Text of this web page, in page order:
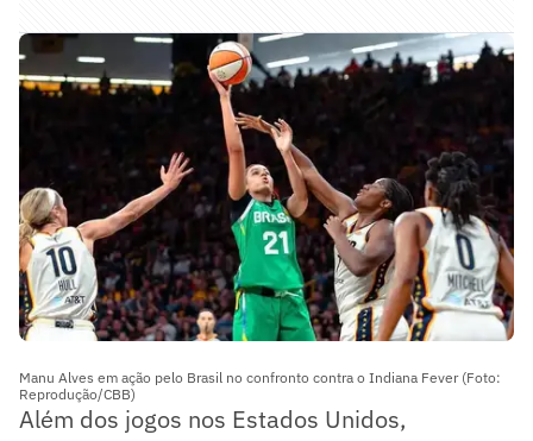
Manu Alves em ação pelo Brasil no confronto contra o Indiana Fever (Foto:
Reprodução/CBB)
Além dos jogos nos Estados Unidos,